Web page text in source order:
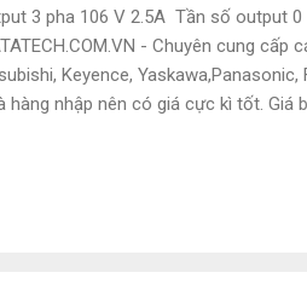
3 pha 106 V 2.5A Tần số output 0
- Chuyên cung cấp
Keyence, Yaskawa,Panasonic,
nhập nên có giá cực kì tốt. Giá
: Thanh toán 100% - Hàng đặt : +